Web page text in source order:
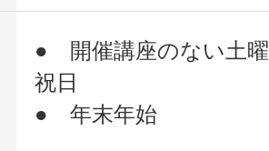
● 開催講座のない土
祝日
● 年末年始